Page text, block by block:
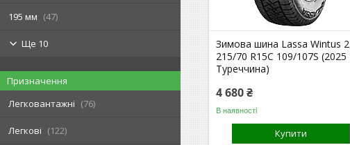
195 мм 47
Ще 10
Призначення
Легковантажні
76
Легкові 122
Зимова шина Lassa Wintus 2
215/70 R15C 109/107S (2025
Туреччина)
4 680 ₴
В наявності
Купити